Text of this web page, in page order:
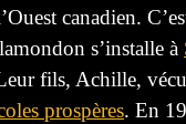
canadien.
s’installe à
fils, Achille,
prospères. En